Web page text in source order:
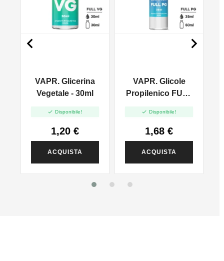
VAPR. Glicerina
Vegetale - 30ml
 Disponibile!
1,20 €
ACQUISTA
VAPR. Glicole
Propilenico FULL
 Disponibile!
1,68 €
ACQUISTA
 